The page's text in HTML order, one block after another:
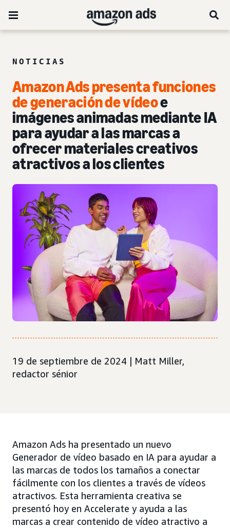
NOTICIAS
Amazon Ads presenta funciones
de generación de vídeoe
imágenes animadas mediante IA
para ayudar a las marcas a
ofrecer materiales creativos
atractivos a los clientes
19 de septiembre de 2024 | Matt Miller,
redactor sénior
Amazon Ads ha presentado un nuevo
Generador de vídeo basado en IA para ayudar a
las marcas de todos los tamaños a conectar
fácilmente con los clientes a través de vídeos
atractivos. Esta herramienta creativa se
presentó hoy en Accelerate y ayuda a las
marcas a crear contenido de vídeo atractivo a